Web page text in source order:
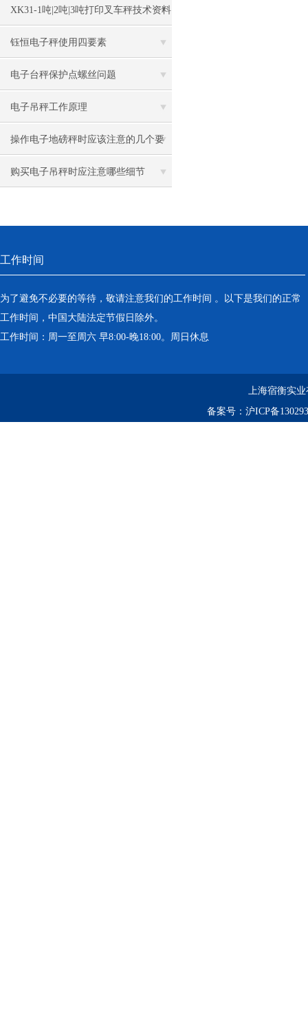
XK31-1吨|2吨|3吨打印叉车秤技术资料
钰恒电子秤使用四要素
电子台秤保护点螺丝问题
电子吊秤工作原理
操作电子地磅秤时应该注意的几个要
点
购买电子吊秤时应注意哪些细节
工作时间
为了避免不必要的等待，敬请注意我们的工作时间 。以下是我们的正常
工作时间，中国大陆法定节假日除外。
工作时间：周一至周六 早8:00-晚18:00。周日休息
上海宿衡实
备案号： 沪ICP备